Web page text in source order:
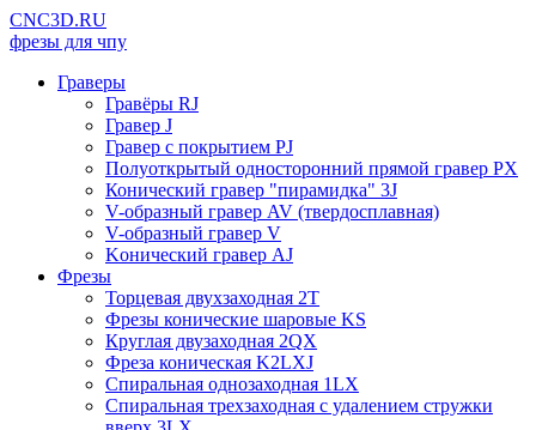
CNC3D.RU
фрезы для чпу
Граверы
Гравёры RJ
Гравер J
Гравер с покрытием PJ
Полуоткрытый односторонний прямой гравер PX
Конический гравер "пирамидка" 3J
V-образный гравер AV (твердосплавная)
V-образный гравер V
Kонический гравер AJ
Фрезы
Торцевая двухзаходная 2T
Фрезы конические шаровые KS
Круглая двузаходная 2QX
Фреза коническая K2LXJ
Спиральная однозаходная 1LX
Спиральная трехзаходная с удалением стружки